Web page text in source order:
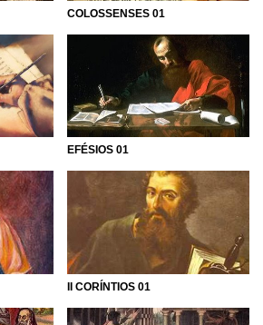
COLOSSENSES 01
EFÉSIOS 01
II CORÍNTIOS 01